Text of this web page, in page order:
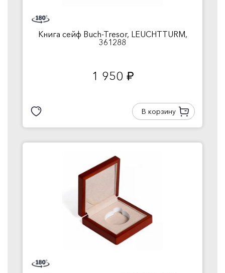
Книга сейф Buch-Tresor, LEUCHTTURM,
361288
1 950 руб.
В корзину